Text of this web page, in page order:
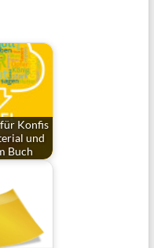
Konfis
und
Buch